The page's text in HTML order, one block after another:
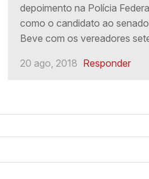
depoimento na Polícia
como o candidato ao
Beve com os vereadores
20 ago, 2018 Responder